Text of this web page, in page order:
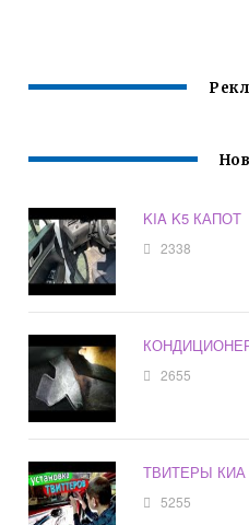
KIA K5 КАПОТ
2338
2655
ТВИТЕРЫ КИА
5255